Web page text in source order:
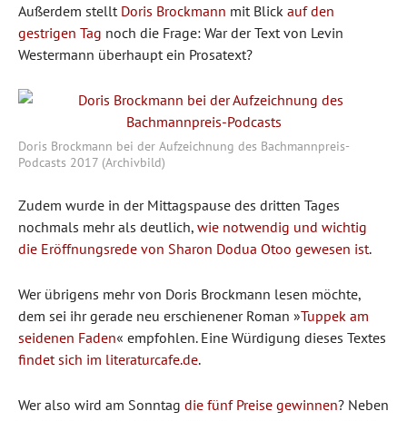
Außerdem stellt Doris Brockmann mit Blick auf den
gestrigen Tag noch die Frage: War der Text von Levin
Westermann überhaupt ein Prosatext?
Doris Brockmann bei der Aufzeichnung des Bachmannpreis-
Podcasts 2017 (Archivbild)
Zudem wurde in der Mittagspause des dritten Tages
nochmals mehr als deutlich, wie notwendig und wichtig
die Eröffnungsrede von Sharon Dodua Otoo gewesen ist.
Wer übrigens mehr von Doris Brockmann lesen möchte,
dem sei ihr gerade neu erschienener Roman »Tuppek am
seidenen Faden« empfohlen. Eine Würdigung dieses Textes
findet sich im literaturcafe.de.
Wer also wird am Sonntag die fünf Preise gewinnen? Neben